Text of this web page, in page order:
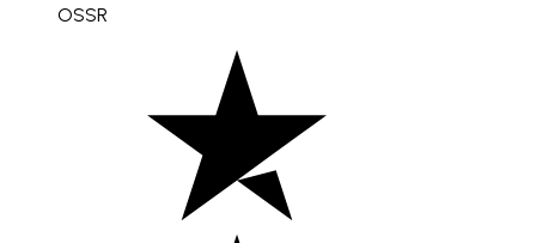
OSSR